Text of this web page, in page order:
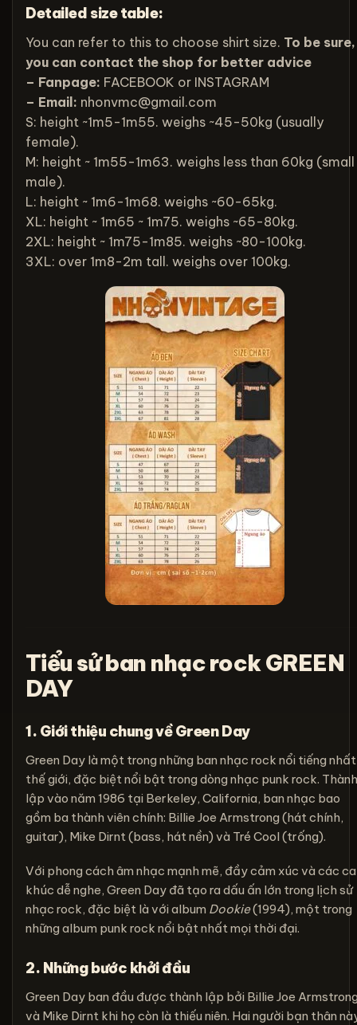
Detailed size table:
You can refer to this to choose shirt size. To be sure,
you can contact the shop for better advice
– Fanpage: FACEBOOK or INSTAGRAM
– Email: nhonvmc@gmail.com
S: height ~1m5-1m55. weighs ~45-50kg (usually
female).
M: height ~ 1m55-1m63. weighs less than 60kg (small
male).
L: height ~ 1m6-1m68. weighs ~60-65kg.
XL: height ~ 1m65 ~ 1m75. weighs ~65-80kg.
2XL: height ~ 1m75-1m85. weighs ~80-100kg.
3XL: over 1m8-2m tall. weighs over 100kg.
Tiểu sử ban nhạc rock GREEN
DAY
1. Giới thiệu chung về Green Day
Green Day là một trong những ban nhạc rock nổi tiếng nhất
thế giới, đặc biệt nổi bật trong dòng nhạc punk rock. Thành
lập vào năm 1986 tại Berkeley, California, ban nhạc bao
gồm ba thành viên chính: Billie Joe Armstrong (hát chính,
guitar), Mike Dirnt (bass, hát nền) và Tré Cool (trống).
Với phong cách âm nhạc mạnh mẽ, đầy cảm xúc và các ca
khúc dễ nghe, Green Day đã tạo ra dấu ấn lớn trong lịch sử
nhạc rock, đặc biệt là với album Dookie(1994), một trong
những album punk rock nổi bật nhất mọi thời đại.
2. Những bước khởi đầu
Green Day ban đầu được thành lập bởi Billie Joe
và Mike Dirnt khi họ còn là thiếu niên. Hai người bạn thân